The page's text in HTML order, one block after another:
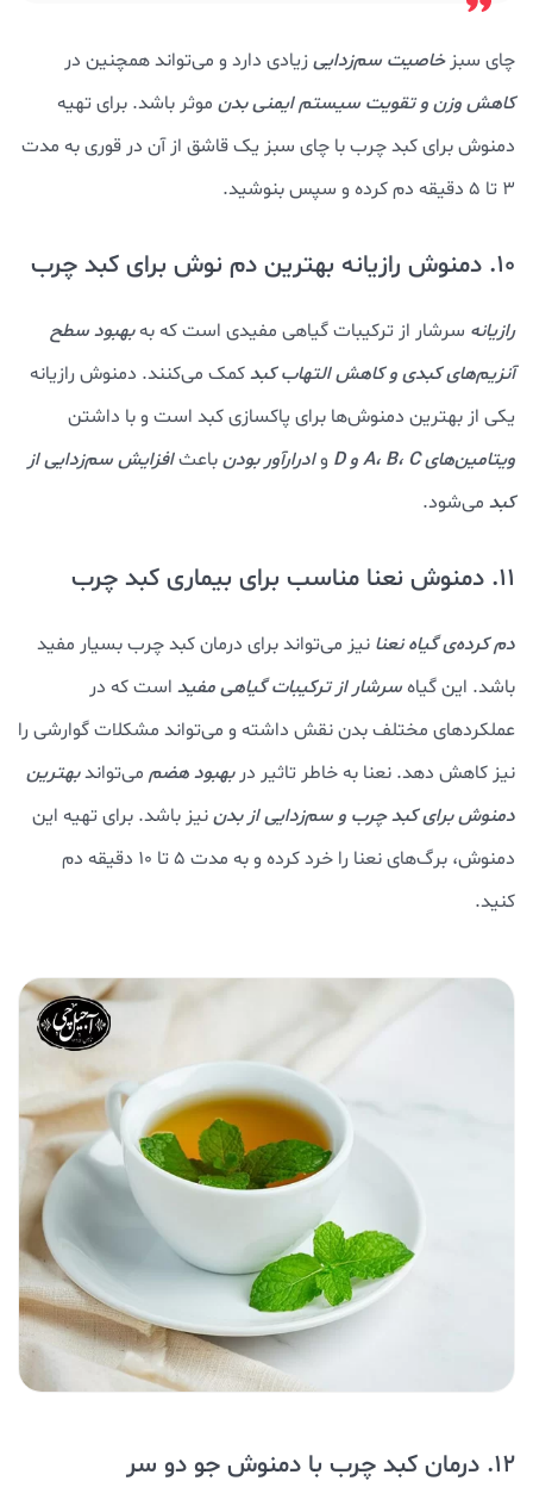
چای سبزخاصیت سم‌زدایی زیادی دارد و می‌تواند همچنین در
کاهش وزن و تقویت سیستم ایمنی بدن موثر باشد. برای تهیه
دمنوش برای کبد چرب با چای سبز یک قاشق از آن در قوری به مدت
3 تا 5 دقیقه دم کرده و سپس بنوشید.
10. دمنوش رازیانه بهترین دم نوش برای کبد چرب
رازیانه سرشار از ترکیبات گیاهی مفیدی است که بهبهبود سطح
آنزیم‌های کبدی و کاهش التهاب کبدکمک می‌کنند. دمنوش رازیانه
یکی از بهترین دمنوش‌ها برای پاکسازی کبد است و با داشتن
ویتامین‌های A، B، C و D
وادرارآور بودنباعثافزایش سم‌زدایی از
کبد می‌شود.
11. دمنوش نعنا مناسب برای بیماری کبد چرب
دم کرده‌ی گیاه نعنا نیز می‌تواند برای درمان کبد چرب بسیار مفید
باشد. این گیاهسرشار از ترکیبات گیاهی مفید است که در
عملکردهای مختلف بدن نقش داشته و می‌تواند مشکلات گوارشی را
نیز کاهش دهد. نعنا به خاطر تاثیر در بهبود هضم می‌تواندبهترین
دمنوش برای کبد چرب و سم‌زدایی از بدننیز باشد. برای تهیه این
دمنوش، برگ‌های نعنا را خرد کرده و به مدت 5 تا 10 دقیقه دم
کنید.
12. درمان کبد چرب با دمنوش جو دو سر